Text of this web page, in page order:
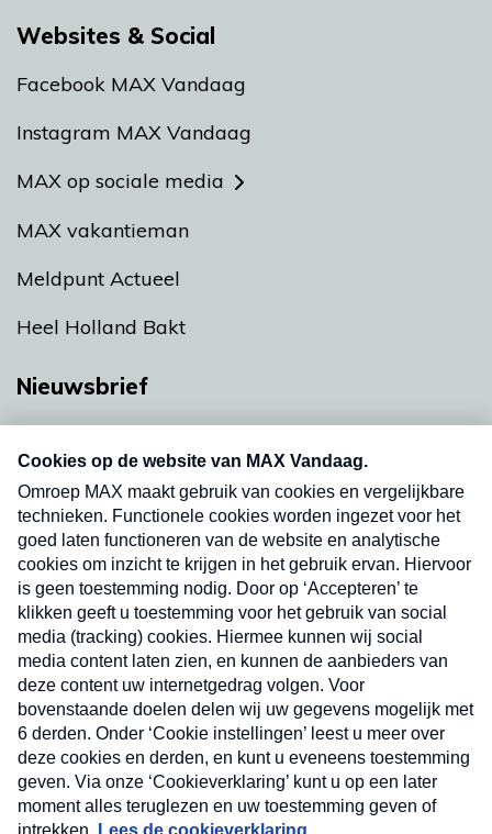
Websites & Social
Facebook MAX Vandaag
Instagram MAX Vandaag
MAX op sociale media
MAX vakantieman
Meldpunt Actueel
Heel Holland Bakt
Nieuwsbrief
nieuwsbrief. Elke vrijdag- en dinsdagochtend in
uw mailbox.
Verzend
Nieuwsbrief
Neem hier een gratis abonnement op onze
nieuwsbrief. Elke vrijdag- en dinsdagochtend in uw